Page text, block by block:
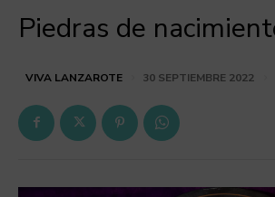
Piedras de
VIVA LANZAROTE 30 SEPTIEMBRE 2022